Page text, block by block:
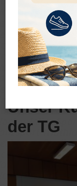
Unser
der TG